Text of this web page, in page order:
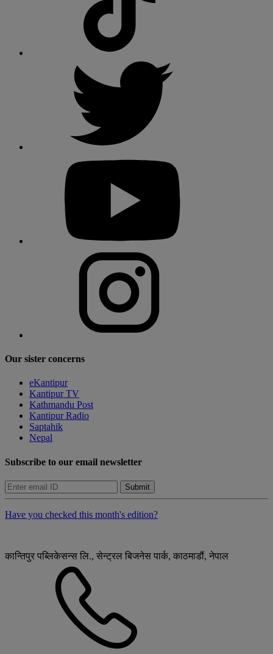
Our sister concerns
eKantipur
Kantipur TV
Kathmandu Post
Kantipur Radio
Saptahik
Nepal
Subscribe to our email newsletter
Submit
Have you checked this month's edition?
कान्तिपुर पब्लिकेसन्स लि., सेन्ट्रल बिजनेस पार्क, काठमाडौं, नेपाल